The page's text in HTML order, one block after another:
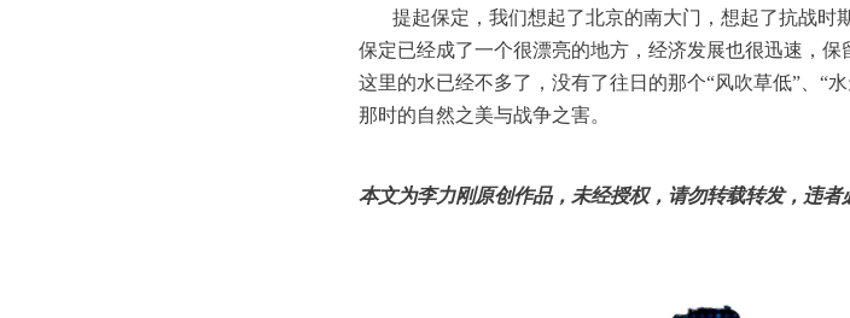
提起保定，我们想起了北京的南大门，想起了抗战时
保定已经成了一个很漂亮的地方，经济发展也很迅速，
这里的水已经不多了，没有了往日的那个“风吹草低”、“
那时的自然之美与战争之害。
本文为李力刚原创作品，未经授权，请勿转载转发，违者